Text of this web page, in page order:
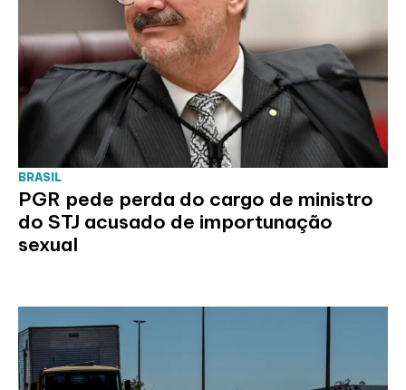
BRASIL
PGR pede perda do cargo de ministro
do STJ acusado de importunação
sexual